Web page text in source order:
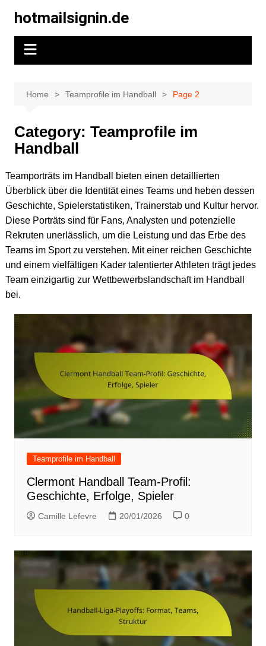
content
hotmailsignin.de
Home Teamprofile im Handball Page 2
Category: Teamprofile im
Handball
Teamporträts im Handball bieten einen detaillierten
Überblick über die Identität eines Teams und heben dessen
Geschichte, Spielerstatistiken, Trainerstab und Kultur hervor.
Diese Porträts sind für Fans, Analysten und potenzielle
Rekruten unerlässlich, um die Leistung und das Erbe des
Teams im Sport zu verstehen. Mit einer reichen Geschichte
und einem vielfältigen Kader talentierter Athleten trägt jedes
Team einzigartig zur Wettbewerbslandschaft im Handball
bei.
Teamprofile im Handball
Clermont Handball Team-Profil:
Geschichte, Erfolge, Spieler
Camille Lefevre 20/01/2026 0